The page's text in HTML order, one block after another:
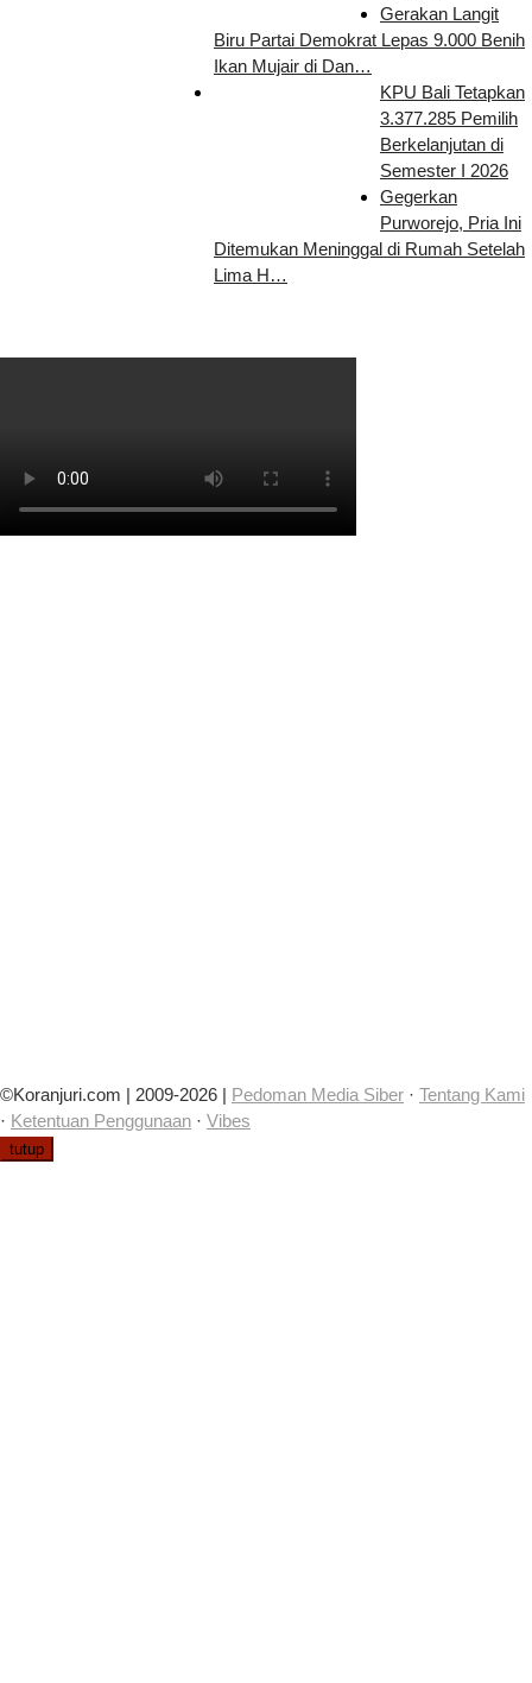
Gerakan Langit
Biru Partai Demokrat Lepas 9.000 Benih
Ikan Mujair di Dan…
KPU Bali Tetapkan
3.377.285 Pemilih
Berkelanjutan di
Semester I 2026
Gegerkan
Purworejo, Pria Ini
Ditemukan Meninggal di Rumah Setelah
Lima H…
©Koranjuri.com | 2009-2026 | Pedoman Media Siber · Tentang Kami
· Ketentuan Penggunaan · Vibes
tutup